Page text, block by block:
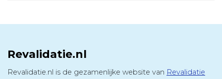
Revalidatie.nl
Revalidatie.nl is de gezamenlijke website van Revalidatie